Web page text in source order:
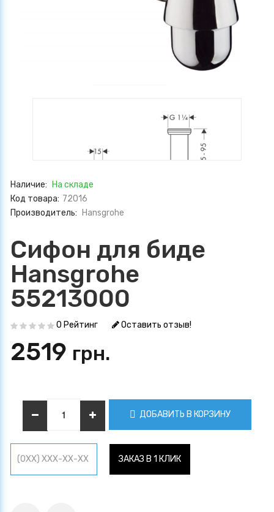
Наличие:
На складе
Код товара: 72016
Производитель:
Hansgrohe
Сифон для биде
Hansgrohe
55213000
0 Рейтинг Оставить отзыв!
2519 грн.
ДОБАВИТЬ В КОРЗИНУ
ЗАКАЗ В 1 КЛИК